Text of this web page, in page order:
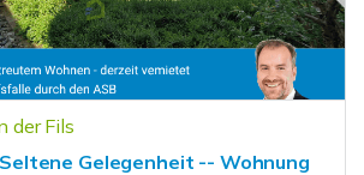
der Fils
Seltene Gelegenheit -- Wohnung